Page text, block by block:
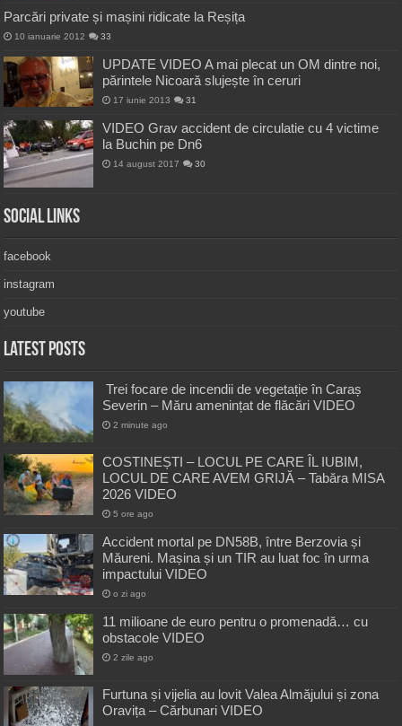
Parcări private și mașini ridicate la Reșița
10 ianuarie 2012 33
UPDATE VIDEO A mai plecat un OM dintre noi,
părintele Nicoară slujește în ceruri
17 iunie 2013 31
VIDEO Grav accident de circulatie cu 4 victime
la Buchin pe Dn6
14 august 2017 30
Social Links
facebook
instagram
youtube
Latest Posts
Trei focare de incendii de vegetație în Caraș
Severin – Măru amenințat de flăcări VIDEO
2 minute ago
COSTINEȘTI – LOCUL PE CARE ÎL IUBIM,
LOCUL DE CARE AVEM GRIJĂ – Tabăra MISA
2026 VIDEO
5 ore ago
Accident mortal pe DN58B, între Berzovia și
Măureni. Mașina și un TIR au luat foc în urma
impactului VIDEO
o zi ago
11 milioane de euro pentru o promenadă… cu
obstacole VIDEO
2 zile ago
Furtuna și vijelia au lovit Valea Almăjului și zona
Oravița – Cărbunari VIDEO